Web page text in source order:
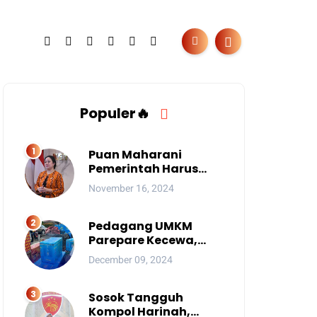
Populer🔥
Puan Maharani
Pemerintah Harus
Berantas Judi Online
Anak
November 16, 2024
Pedagang UMKM
Parepare Kecewa,
Tersingkir karena
Acara Besar
December 09, 2024
Sosok Tangguh
Kompol Harinah,